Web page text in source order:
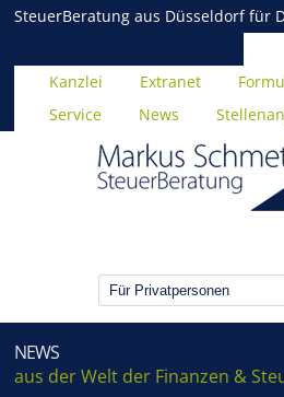
SteuerBeratung aus Düsseldorf für
Kanzlei Extranet
Service
News
NEWS
aus der Welt der Finanzen &